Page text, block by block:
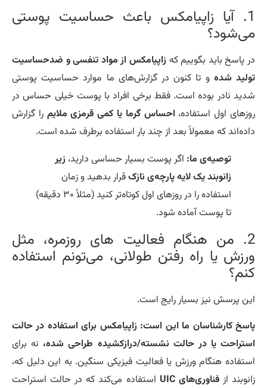
1. آیا زاپیامکس باعث حساسیت پوستی
پاسخ باید بگوییم کهزاپیامکس از مواد تنفسی و ضدحساسیت
شده و تا کنون در گزارش‌های ما موارد حساسیت پوستی
نادر بوده است. فقط برخی افراد با پوست خیلی حساس در
اول استفاده،احساس گرما یا کمی قرمزی ملایمرا گزارش
که معمولاً بعد از چند بار استفاده برطرف شده است.
توصیه‌ی ما:اگر پوست بسیار حساسی دارید،زیر
زانوبند یک لایه پارچه‌ی نازک قرار بدهید و زمان
استفاده را در روزهای اول کوتاه‌تر کنید (مثلاً ۳۰ دقیقه)
تا پوست آماده شود.
2. من هنگام فعالیت های روزمره، مثل
یا راه رفتن طولانی، می‌تونم استفاده
پرسش نیز بسیار رایج است.
کارشناسان ما این است: زاپیامکس برای استفاده در حالت
یا در حالت نشسته/درازکشیده طراحی شده،نه برای
هنگام ورزش یا فعالیت فیزیکی سنگین. به این دلیل که،
ازفناوری‌های UIC
استفاده می‌کند که در حالت استراحت